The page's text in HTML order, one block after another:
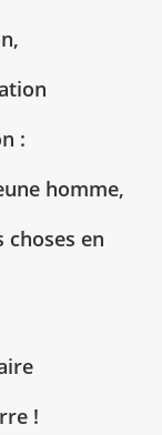
:
homme,
choses en
!